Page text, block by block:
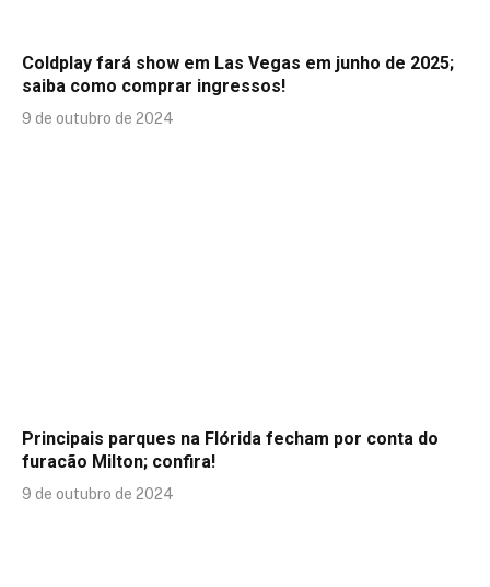
Coldplay fará show em Las Vegas em junho de 2025;
saiba como comprar ingressos!
9 de outubro de 2024
Principais parques na Flórida fecham por conta do
furacão Milton; confira!
9 de outubro de 2024